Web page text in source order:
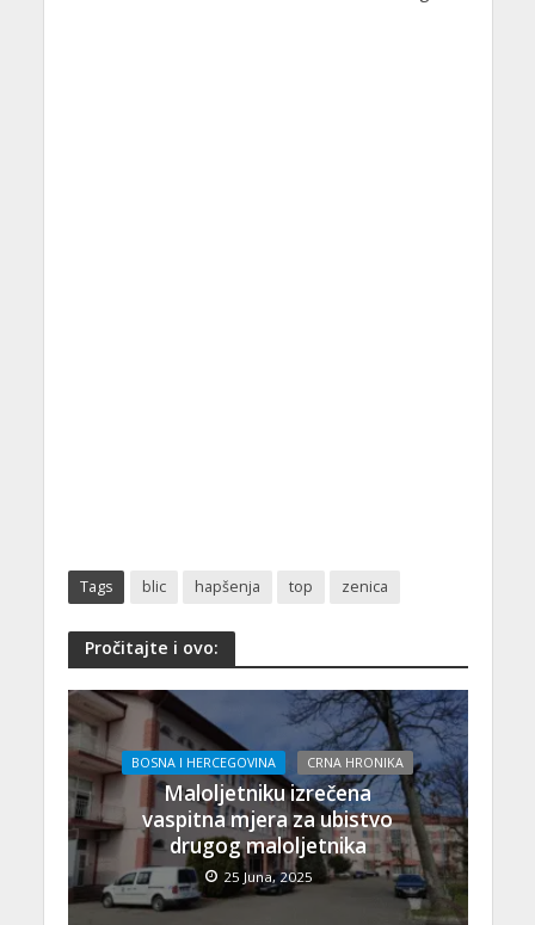
Tags blic hapšenja top zenica
Pročitajte i ovo:
BOSNA I HERCEGOVINA CRNA HRONIKA
Maloljetniku izrečena
vaspitna mjera za ubistvo
drugog maloljetnika
25 Juna, 2025